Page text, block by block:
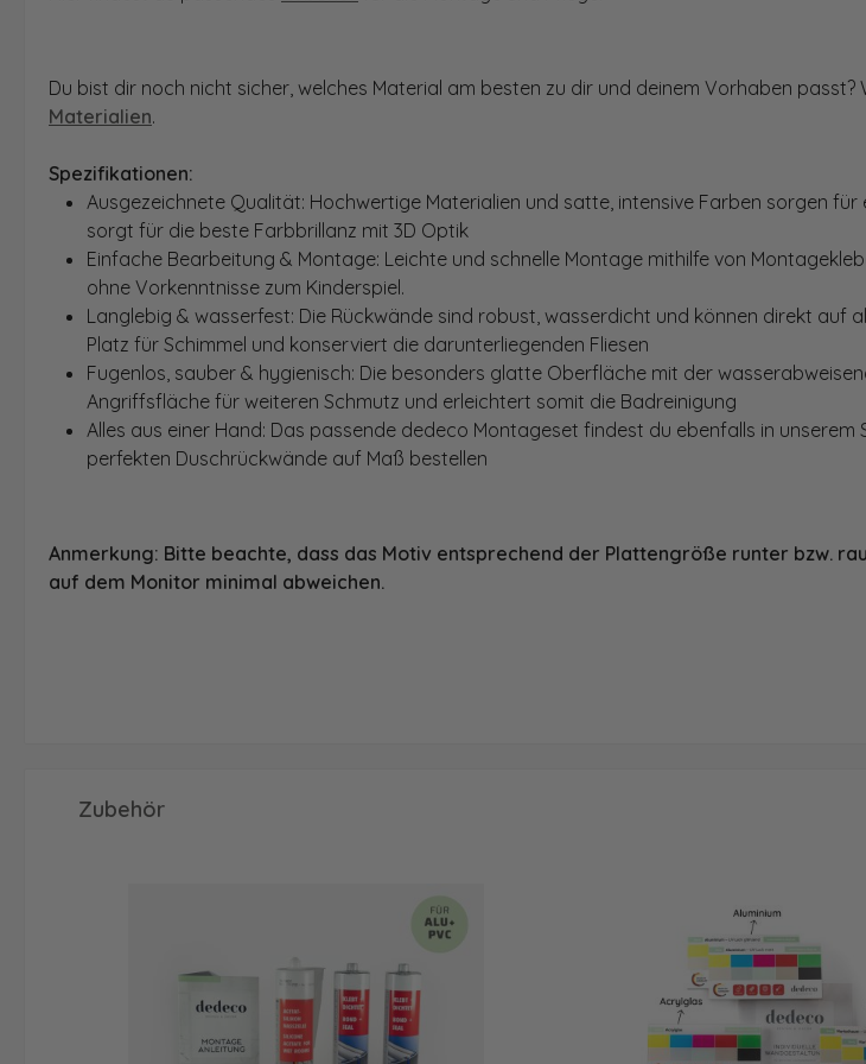
Du bist dir noch nicht sicher, welches Material am besten zu dir und deinem Vorhaben
Materialien.
Spezifikationen:
Ausgezeichnete Qualität: Hochwertige Materialien und satte, intensive Farben sorgen
sorgt für die beste Farbbrillanz mit 3D Optik
Einfache Bearbeitung & Montage: Leichte und schnelle Montage mithilfe von
ohne Vorkenntnisse zum Kinderspiel.
Langlebig & wasserfest: Die Rückwände sind robust, wasserdicht und können direkt
Platz für Schimmel und konserviert die darunterliegenden Fliesen
Fugenlos, sauber & hygienisch: Die besonders glatte Oberfläche mit der
Angriffsfläche für weiteren Schmutz und erleichtert somit die Badreinigung
Alles aus einer Hand: Das passende dedeco Montageset findest du ebenfalls in
perfekten Duschrückwände auf Maß bestellen
Anmerkung: Bitte beachte, dass das Motiv entsprechend der Plattengröße runter bzw.
auf dem Monitor minimal abweichen.
Produktgalerie überspringen
Zubehör